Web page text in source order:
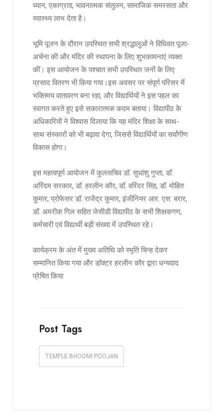
ध्यान, एकाग्रता, भावनात्मक संतुलन, सामाजिक समरसता और
स्वास्थ्य लाभ देता है।
भूमि पूजन के दौरान उपस्थित सभी श्रद्धालुओं ने विधिवत पूजा-
अर्चना की और मंदिर की स्थापना के लिए शुभकामनाएं व्यक्त
कीं। इस आयोजन के पश्चात सभी उपस्थित जनों के लिए
प्रसाद वितरण भी किया गया।इस अवसर पर संपूर्ण परिसर में
भक्तिमय वातावरण बना रहा, और विद्यार्थियों ने इस पहल का
स्वागत करते हुए इसे सकारात्मक कदम बताया। विद्यापीठ के
अधिकारियों ने विश्वास दिलाया कि यह मंदिर शिक्षा के साथ-
साथ संस्कारों को भी बढ़ावा देगा, जिससे विद्यार्थियों का सर्वांगीण
विकास होगा।
इस महत्वपूर्ण आयोजन में कुलसचिव डॉ. सुधांशु गुप्ता, डॉ.
अरिंदम सरकार, डॉ. हरलीन कौर, डॉ. वरिंदर सिंह, डॉ. मोहित
कुमार, प्रोफेसर डॉ. राजेंद्र कुमार, इंजीनियर आर. एस. बरार,
डॉ. अमरीक गिल सहित जेसीडी विद्यापीठ के सभी शिक्षकगण,
कर्मचारी एवं विद्यार्थी बड़ी संख्या में उपस्थित रहे।
कार्यक्रम के अंत में मुख्य अतिथि को स्मृति चिन्ह देकर
सम्मानित किया गया और डॉक्टर हरलीन कौर द्वारा धन्यवाद
प्रेषित किया
Post Tags
TEMPLE BHOOMI POOJAN